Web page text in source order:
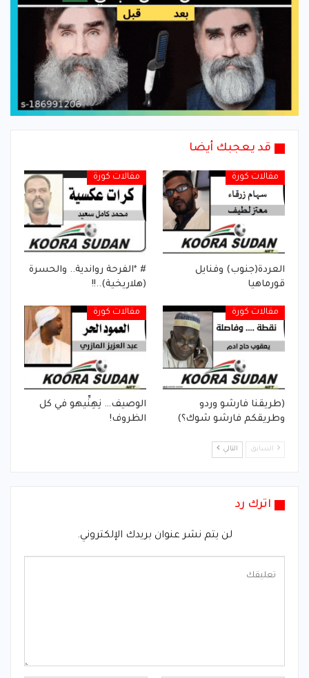
قد يعجبك أيضا
مقالات كورة
العردة(جنوب) وفنايل
قورماهيا
مقالات كورة
# *الفرحة رواندية.. والحسرة
(هلاريخية)..!!
مقالات كورة
(طريقنا فارشو وردو
وطريقكم فارشو شوك؟)
مقالات كورة
الوصيف… نِهِنِّيهو في كل
الظروف!
السابق التالي
اترك رد
لن يتم نشر عنوان بريدك الإلكتروني.